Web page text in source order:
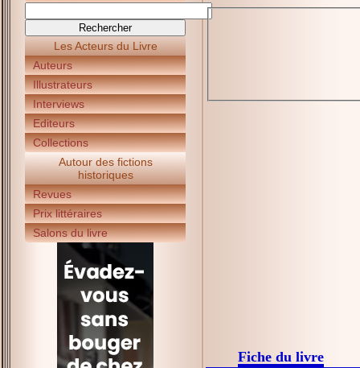
Les Acteurs du Livre
Auteurs
Illustrateurs
Interviews
Editeurs
Collections
Autour des fictions
historiques
Revues
Prix littéraires
Salons du livre
Fiche du livre